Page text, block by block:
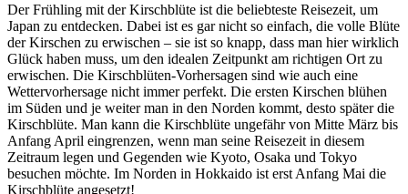
Der Frühling mit der Kirschblüte ist die beliebteste Reisezeit, um
Japan zu entdecken. Dabei ist es gar nicht so einfach, die volle Blüte
der Kirschen zu erwischen – sie ist so knapp, dass man hier wirklich
Glück haben muss, um den idealen Zeitpunkt am richtigen Ort zu
erwischen. Die Kirschblüten-Vorhersagen sind wie auch eine
Wettervorhersage nicht immer perfekt. Die ersten Kirschen blühen
im Süden und je weiter man in den Norden kommt, desto später die
Kirschblüte. Man kann die Kirschblüte ungefähr von Mitte März bis
Anfang April eingrenzen, wenn man seine Reisezeit in diesem
Zeitraum legen und Gegenden wie Kyoto, Osaka und Tokyo
besuchen möchte. Im Norden in Hokkaido ist erst Anfang Mai die
Kirschblüte angesetzt!